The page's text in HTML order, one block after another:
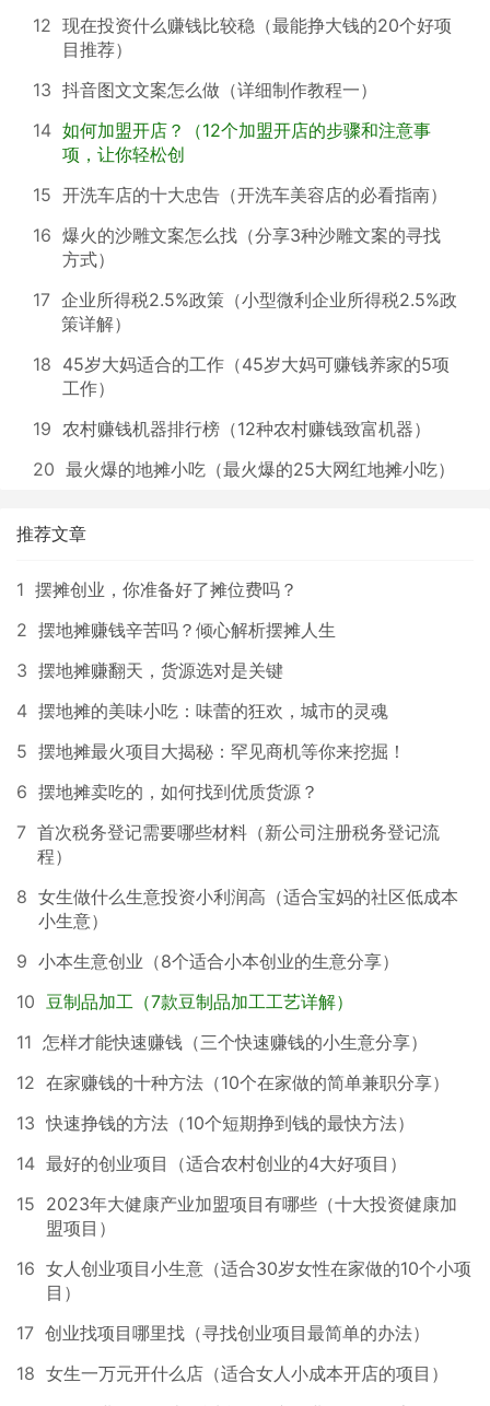
12 现在投资什么赚钱比较稳（最能挣大钱的20个好项
目推荐）
13 抖音图文文案怎么做（详细制作教程一）
14 如何加盟开店？（12个加盟开店的步骤和注意事
项，让你轻松创
15 开洗车店的十大忠告（开洗车美容店的必看指南）
16 爆火的沙雕文案怎么找（分享3种沙雕文案的寻找
方式）
17 企业所得税2.5%政策（小型微利企业所得税2.5%政
策详解）
18 45岁大妈适合的工作（45岁大妈可赚钱养家的5项
工作）
19 农村赚钱机器排行榜（12种农村赚钱致富机器）
20 最火爆的地摊小吃（最火爆的25大网红地摊小吃）
推荐文章
1 摆摊创业，你准备好了摊位费吗？
2 摆地摊赚钱辛苦吗？倾心解析摆摊人生
3 摆地摊赚翻天，货源选对是关键
4 摆地摊的美味小吃：味蕾的狂欢，城市的灵魂
5 摆地摊最火项目大揭秘：罕见商机等你来挖掘！
6 摆地摊卖吃的，如何找到优质货源？
7 首次税务登记需要哪些材料（新公司注册税务登记流
程）
8 女生做什么生意投资小利润高（适合宝妈的社区低成本
小生意）
9 小本生意创业（8个适合小本创业的生意分享）
10 豆制品加工（7款豆制品加工工艺详解）
11 怎样才能快速赚钱（三个快速赚钱的小生意分享）
12 在家赚钱的十种方法（10个在家做的简单兼职分享）
13 快速挣钱的方法（10个短期挣到钱的最快方法）
14 最好的创业项目（适合农村创业的4大好项目）
15 2023年大健康产业加盟项目有哪些（十大投资健康加
盟项目）
16 女人创业项目小生意（适合30岁女性在家做的10个小项
目）
17 创业找项目哪里找（寻找创业项目最简单的办法）
18 女生一万元开什么店（适合女人小成本开店的项目）